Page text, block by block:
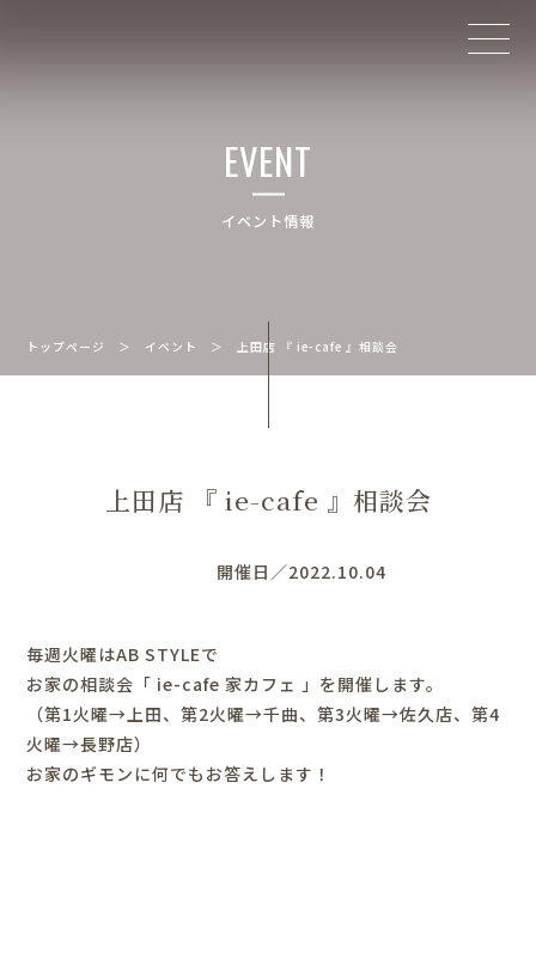
EVENT
イベント情報
トップページ ＞ イベント ＞上田店 『 ie-cafe 』相談会
上田店 『 ie-cafe 』相談会
開催日／2022.10.04
毎週火曜はAB STYLEで
お家の相談会「 ie-cafe 家カフェ 」を開催します。
（第1火曜→上田、第2火曜→千曲、第3火曜→佐久店、第4
火曜→長野店）
お家のギモンに何でもお答えします！